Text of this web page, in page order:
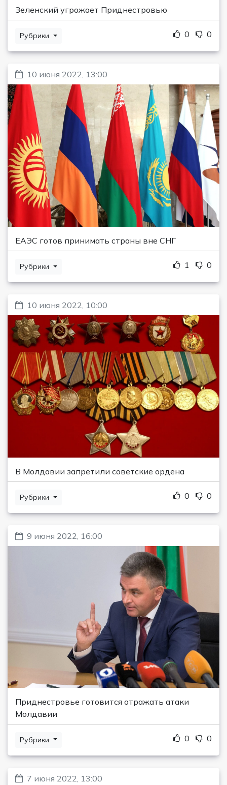
Зеленский угрожает Приднестровью
Рубрики 0 0
10 июня 2022, 13:00
ЕАЭС готов принимать страны вне СНГ
Рубрики 1 0
10 июня 2022, 10:00
В Молдавии запретили советские ордена
Рубрики 0 0
9 июня 2022, 16:00
Приднестровье готовится отражать атаки
Молдавии
Рубрики 0 0
7 июня 2022, 13:00